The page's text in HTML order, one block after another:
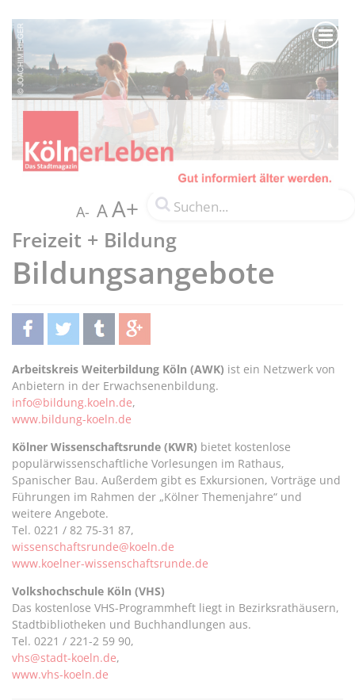
A- AA+
Freizeit + Bildung
Bildungsangebote
teilentwittern teilen teilen
Arbeitskreis Weiterbildung Köln (AWK) ist ein Netzwerk von
Anbietern in der Erwachsenenbildung.
info@bildung.koeln.de,
www.bildung-koeln.de
Kölner Wissenschaftsrunde (KWR) bietet kostenlose
populärwissenschaftliche Vorlesungen im Rathaus,
Spanischer Bau. Außerdem gibt es Exkursionen, Vorträge und
Führungen im Rahmen der „Kölner Themenjahre“ und
weitere Angebote.
Tel. 0221 / 82 75-31 87,
wissenschaftsrunde@koeln.de
www.koelner-wissenschaftsrunde.de
Volkshochschule Köln (VHS)
Das kostenlose VHS-Programmheft liegt in Bezirksrathäusern,
Stadtbibliotheken und Buchhandlungen aus.
Tel. 0221 / 221-2 59 90,
vhs@stadt-koeln.de,
www.vhs-koeln.de